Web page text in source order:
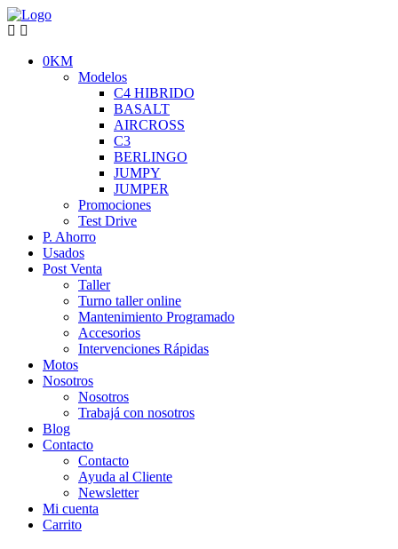
0KM
Modelos
C4 HIBRIDO
BASALT
AIRCROSS
C3
BERLINGO
JUMPY
JUMPER
Promociones
Test Drive
P. Ahorro
Usados
Post Venta
Taller
Turno taller online
Mantenimiento Programado
Accesorios
Intervenciones Rápidas
Motos
Nosotros
Nosotros
Trabajá con nosotros
Blog
Contacto
Contacto
Ayuda al Cliente
Newsletter
Mi cuenta
Carrito